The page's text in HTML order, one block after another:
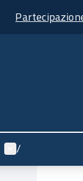
Menù utente
/